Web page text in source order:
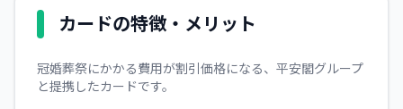
カードの特徴・メリット
冠婚葬祭にかかる費用が割引価格になる、平安閣グループ
と提携したカードです。